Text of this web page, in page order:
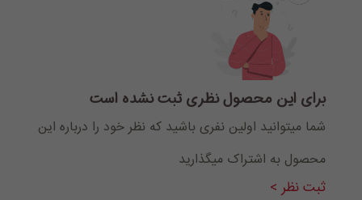
برای این محصول نظری ثبت نشده است
شما میتوانید اولین نفری باشید که نظر خود را درباره این
محصول به اشتراک میگذارید
ثبت نظر >